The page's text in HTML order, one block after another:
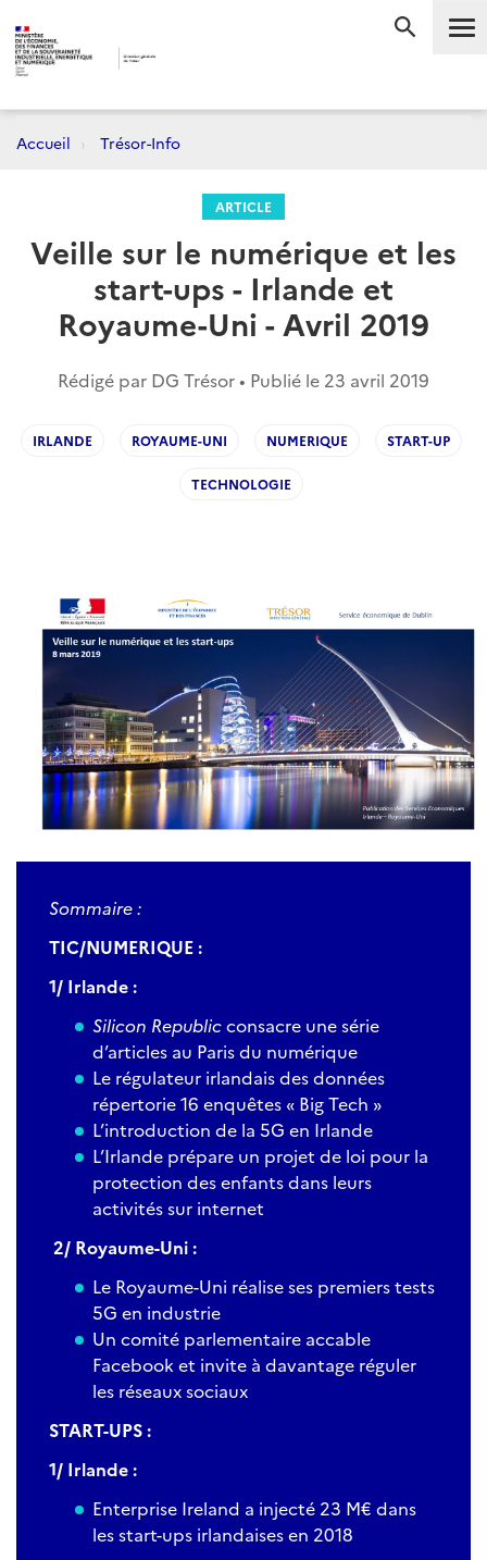
Accueil Trésor-Info
ARTICLE
Veille sur le numérique et les
start-ups - Irlande et
Royaume-Uni - Avril 2019
Rédigé par DG Trésor • Publié le 23 avril 2019
IRLANDE ROYAUME-UNI NUMERIQUE START-UP
TECHNOLOGIE
Sommaire :
TIC/NUMERIQUE :
1/ Irlande :
Silicon Republicconsacre une série
d’articles au Paris du numérique
Le régulateur irlandais des données
répertorie 16 enquêtes « Big Tech »
L’introduction de la 5G en Irlande
L’Irlande prépare un projet de loi pour la
protection des enfants dans leurs
activités sur internet
2/ Royaume-Uni :
Le Royaume-Uni réalise ses premiers tests
5G en industrie
Un comité parlementaire accable
Facebook et invite à davantage réguler
les réseaux sociaux
START-UPS :
1/ Irlande :
Enterprise Ireland a injecté 23 M€ dans
les start-ups irlandaises en 2018